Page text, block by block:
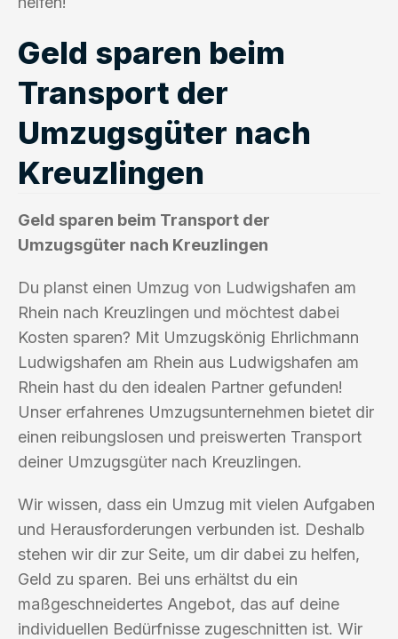
Geld sparen beim
Transport der
Umzugsgüter nach
Kreuzlingen
Geld sparen beim Transport der
Umzugsgüter nach Kreuzlingen
Du planst einen Umzug von Ludwigshafen am
Rhein nach Kreuzlingen und möchtest dabei
Kosten sparen? Mit Umzugskönig Ehrlichmann
Ludwigshafen am Rhein aus Ludwigshafen am
Rhein hast du den idealen Partner gefunden!
Unser erfahrenes Umzugsunternehmen bietet dir
einen reibungslosen und preiswerten Transport
deiner Umzugsgüter nach Kreuzlingen.
Wir wissen, dass ein Umzug mit vielen Aufgaben
und Herausforderungen verbunden ist. Deshalb
stehen wir dir zur Seite, um dir dabei zu helfen,
Geld zu sparen. Bei uns erhältst du ein
maßgeschneidertes Angebot, das auf deine
individuellen Bedürfnisse zugeschnitten ist. Wir